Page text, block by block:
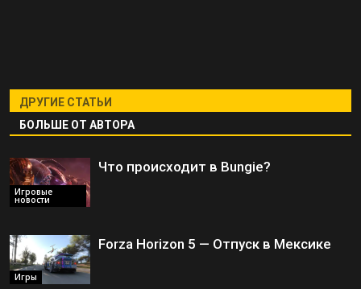
ДРУГИЕ СТАТЬИ
БОЛЬШЕ ОТ АВТОРА
Игровые
новости
Что происходит в Bungie?
Игры
Forza Horizon 5 — Отпуск в Мексике